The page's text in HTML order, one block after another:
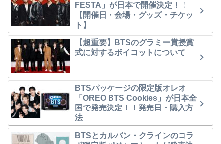
FESTA」が日本で開催決定！！
【開催日・会場・グッズ・チケッ
ト】
【超重要】BTSのグラミー賞授賞
式に対するボイコットについて
BTSパッケージの限定版オレオ
「OREO BTS Cookies」が日本全
国で発売決定！！発売日・購入方
法
BTSとカルバン・クラインのコラ